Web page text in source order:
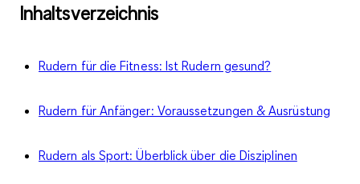
Inhaltsverzeichnis
Rudern für die Fitness: Ist Rudern gesund?
Rudern für Anfänger: Voraussetzungen & Ausrüstung
Rudern als Sport: Überblick über die Disziplinen